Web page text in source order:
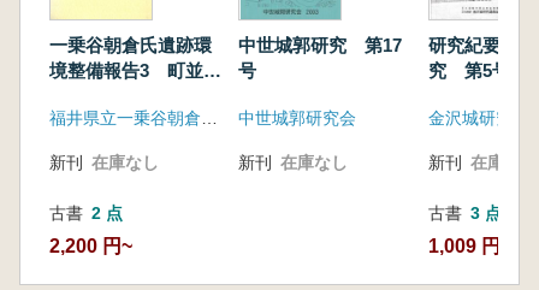
一乗谷朝倉氏遺跡環
境整備報告3 町並立
福井県立一乗谷朝倉氏遺跡資料館
新刊 在庫なし
古書 2 点
2,200 円~
中世城郭研究 第17
号
中世城郭研究会
新刊 在庫なし
研究紀要 金
究 第5号
金沢城研究調
新刊 在庫なし
古書 3 点
1,009 円~